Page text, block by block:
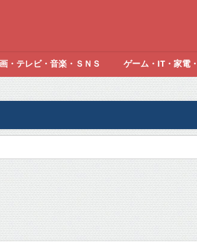
・テレビ・音楽・ＳＮＳ ゲーム・IT・家電